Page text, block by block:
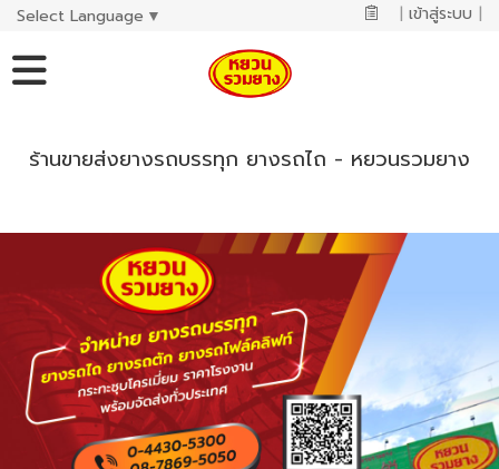
Select Language ▼ | เข้าสู่ระบบ |
ร้านขายส่งยางรถบรรทุก ยางรถไถ - หยวนรวมยาง